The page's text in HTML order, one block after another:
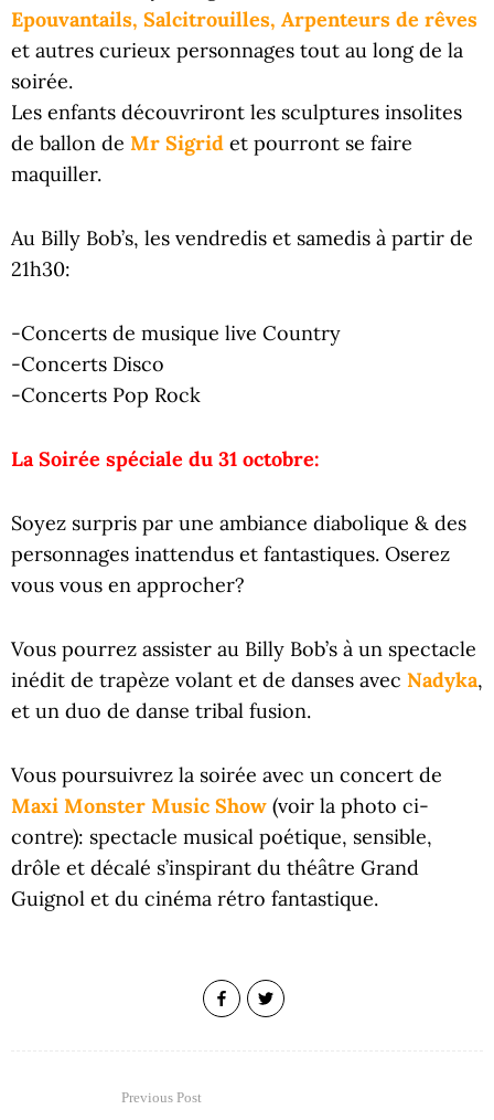
Epouvantails, Salcitrouilles, Arpenteurs de rêves
et autres curieux personnages tout au long de la
soirée.
Les enfants découvriront les sculptures insolites
de ballon de Mr Sigrid et pourront se faire
maquiller.
Au Billy Bob’s, les vendredis et samedis à partir de
21h30:
-Concerts de musique live Country
-Concerts Disco
-Concerts Pop Rock
La Soirée spéciale du 31 octobre:
Soyez surpris par une ambiance diabolique & des
personnages inattendus et fantastiques. Oserez
vous vous en approcher?
Vous pourrez assister au Billy Bob’s à un spectacle
inédit de trapèze volant et de danses avec Nadyka,
et un duo de danse tribal fusion.
Vous poursuivrez la soirée avec un concert de
Maxi Monster Music Show (voir la photo ci-
contre): spectacle musical poétique, sensible,
drôle et décalé s’inspirant du théâtre Grand
Guignol et du cinéma rétro fantastique.
Previous Post